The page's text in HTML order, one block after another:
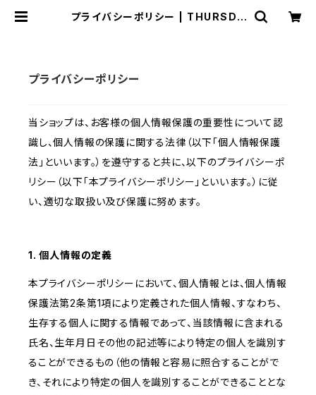
プライバシーポリシー | THURSDA
プライバシーポリシー
当ショップは、お客様の個人情報保護の重要性について認
識し、個人情報の保護に関する法律（以下「個人情報保護
法」といいます。）を遵守すると共に、以下のプライバシーポ
リシー（以下「本プライバシーポリシー」といいます。）に従
い、適切な取扱い及び保護に努めます。
1. 個人情報の定義
本プライバシーポリシーにおいて、個人情報とは、個人情報
保護法第2条第1項により定義された個人情報、すなわち、
生存する個人に関する情報であって、当該情報に含まれる
氏名、生年月日その他の記述等により特定の個人を識別す
ることができるもの（他の情報と容易に照合することがで
き、それにより特定の個人を識別することができることとな